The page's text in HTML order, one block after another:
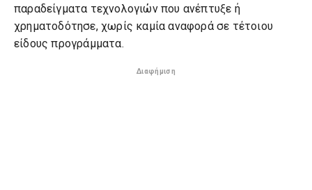
παραδείγματα τεχνολογιών που ανέπτυξε ή
χρηματοδότησε, χωρίς καμία αναφορά σε τέτοιου
είδους προγράμματα.
Διαφήμιση